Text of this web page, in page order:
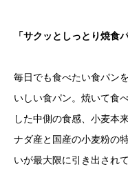
「サクッとしっとり焼食
毎日でも食べたい食パン
いしい食パン。焼いて食
した中側の食感、小麦本
ナダ産と国産の小麦粉の
いが最大限に引き出され